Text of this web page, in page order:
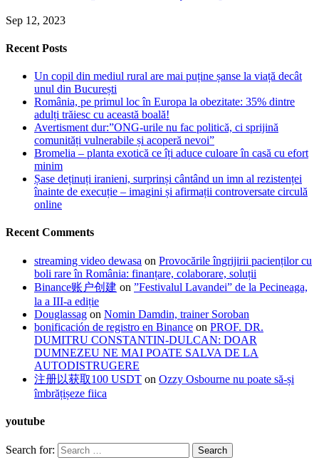
Sep 12, 2023
Recent Posts
Un copil din mediul rural are mai puține șanse la viață decât
unul din București
România, pe primul loc în Europa la obezitate: 35% dintre
adulți trăiesc cu această boală!
Avertisment dur:”ONG-urile nu fac politică, ci sprijină
comunități vulnerabile și acoperă nevoi”
Bromelia – planta exotică ce îți aduce culoare în casă cu efort
minim
Șase deținuți iranieni, surprinși cântând un imn al rezistenței
înainte de execuție – imagini și afirmații controversate circulă
online
Recent Comments
streaming video dewasa on Provocările îngrijirii pacienților cu
boli rare în România: finanțare, colaborare, soluții
Binance账户创建 on ”Festivalul Lavandei” de la Pecineaga,
la a III-a ediție
Douglassag on Nomin Damdin, trainer Soroban
bonificación de registro en Binance on PROF. DR.
DUMITRU CONSTANTIN-DULCAN: DOAR
DUMNEZEU NE MAI POATE SALVA DE LA
AUTODISTRUGERE
注册以获取100 USDT on Ozzy Osbourne nu poate să-și
îmbrățișeze fiica
youtube
Search for: